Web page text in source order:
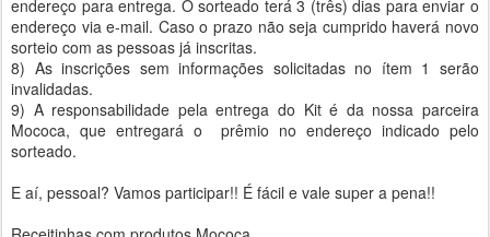
endereço para entrega. O sorteado terá 3 (três) dias para enviar o
endereço via e-mail. Caso o prazo não seja cumprido haverá novo
sorteio com as pessoas já inscritas.
8) As inscrições sem informações solicitadas no ítem 1 serão
invalidadas.
9) A responsabilidade pela entrega do Kit é da nossa parceira
Mococa, que entregará o prêmio no endereço indicado pelo
sorteado.
E aí, pessoal? Vamos participar!! É fácil e vale super a pena!!